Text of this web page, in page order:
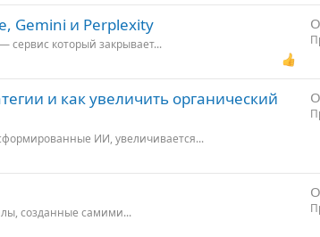
Gemini и Perplexity
сервис который закрывает...
и как увеличить органический
ИИ, увеличивается...
созданные самими...